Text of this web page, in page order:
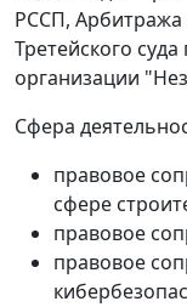
РССП,
Третейского
организации
Сфера
правовое
сфере
правовое
правовое